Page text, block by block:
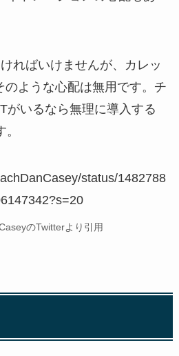
ればいけませんが、カレッ
のような心配は無用です。チ
がいるなら無理に導入する
status/1482788
のTwitterより引用